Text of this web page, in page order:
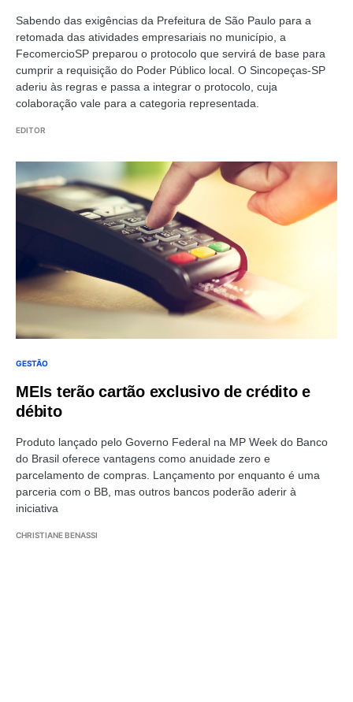
Sabendo das exigências da Prefeitura de São Paulo para a
retomada das atividades empresariais no município, a
FecomercioSP preparou o protocolo que servirá de base para
cumprir a requisição do Poder Público local. O Sincopeças-SP
aderiu às regras e passa a integrar o protocolo, cuja
colaboração vale para a categoria representada.
EDITOR
GESTÃO
MEIs terão cartão exclusivo de crédito e
débito
Produto lançado pelo Governo Federal na MP Week do Banco
do Brasil oferece vantagens como anuidade zero e
parcelamento de compras. Lançamento por enquanto é uma
parceria com o BB, mas outros bancos poderão aderir à
iniciativa
CHRISTIANE BENASSI